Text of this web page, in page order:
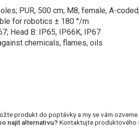
PUR, 500 cm; M8, female, A-
for robotics ± 180 °/m
Head B: IP65, IP66K, IP67
chemicals, flames, oils
produkt do poptávky a my se vám ozveme.
najít alternativu? Kontaktujte produktového